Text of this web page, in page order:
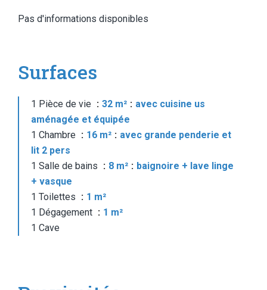
Pas d'informations disponibles
Surfaces
1 Pièce de vie 32 m²
avec cuisine us
aménagée et équipée
1 Chambre
16 m²
avec grande penderie et
lit 2 pers
1 Salle de bains
8 m²
baignoire + lave linge
+ vasque
1 Toilettes
1 m²
1 Dégagement
1 m²
1 Cave